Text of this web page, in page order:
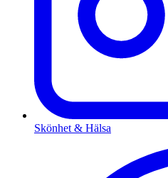
Skönhet & Hälsa